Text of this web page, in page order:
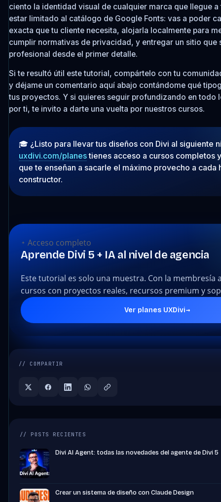
ciento la identidad visual de cualquier marca que llegue a
estar limitado al catálogo de Google Fonts: vas a poder
exacta que tu cliente necesita, alojarla localmente para
cumplir normativas de privacidad, y entregar un sitio que
profesional desde el primer detalle.
Si te resultó útil este tutorial, compártelo con tu
y déjame un comentario aquí abajo contándome qué
tus proyectos. Y si quieres seguir profundizando en todo
por ti, te invito a darte una vuelta por nuestros cursos.
🎓 ¿Listo para llevar tus diseños con Divi al siguiente
uxdivi.com/planestienes acceso a cursos completos
que te enseñan a sacarle el máximo provecho a cada
constructor.
Acceso completo
Aprende Divi 5 + IA al nivel de agencia
Este tutorial es solo una muestra. Con la membresía
cursos con proyectos reales, recursos premium y
Ver planes UXDivi→
// COMPARTIR
// POSTS RECIENTES
Divi AI Agent: todas las novedades del agente de Divi 5
Crear un sistema de diseño con Claude Design